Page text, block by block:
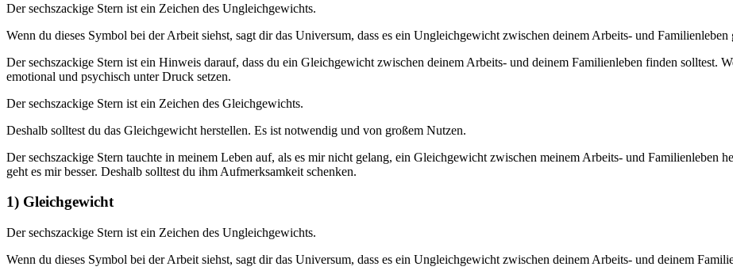
Der sechszackige Stern ist ein Zeichen des Ungleichgewichts.
Wenn du dieses Symbol bei der Arbeit siehst, sagt dir das Universum, dass es ein Ungleichgewicht zwischen deinem Arbeits- und Familienleben
Der sechszackige Stern ist ein Hinweis darauf, dass du ein Gleichgewicht zwischen deinem Arbeits- und deinem Familienleben finden solltest.
emotional und psychisch unter Druck setzen.
Der sechszackige Stern ist ein Zeichen des Gleichgewichts.
Deshalb solltest du das Gleichgewicht herstellen. Es ist notwendig und von großem Nutzen.
Der sechszackige Stern tauchte in meinem Leben auf, als es mir nicht gelang, ein Gleichgewicht zwischen meinem Arbeits- und Familienleben
geht es mir besser. Deshalb solltest du ihm Aufmerksamkeit schenken.
1) Gleichgewicht
Der sechszackige Stern ist ein Zeichen des Ungleichgewichts.
Wenn du dieses Symbol bei der Arbeit siehst, sagt dir das Universum, dass es ein Ungleichgewicht zwischen deinem Arbeits- und deinem